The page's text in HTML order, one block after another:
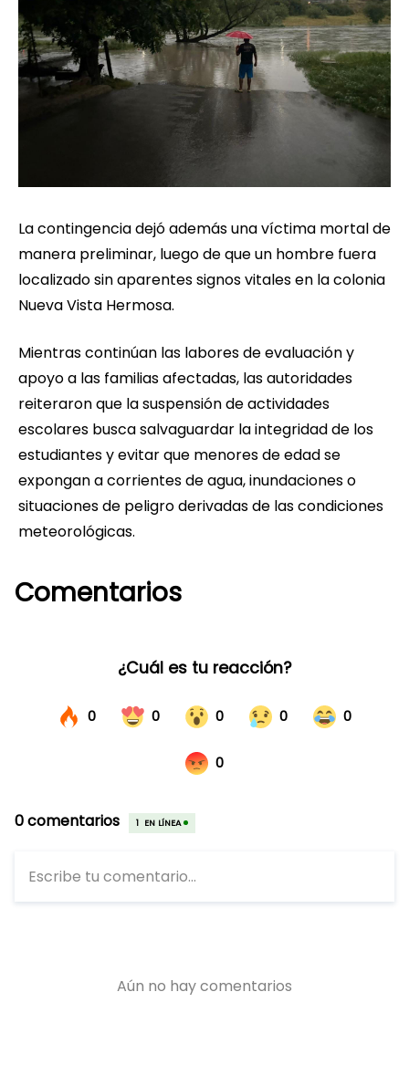
La contingencia dejó además una víctima mortal de
manera preliminar, luego de que un hombre fuera
localizado sin aparentes signos vitales en la colonia
Nueva Vista Hermosa.
Mientras continúan las labores de evaluación y
apoyo a las familias afectadas, las autoridades
reiteraron que la suspensión de actividades
escolares busca salvaguardar la integridad de los
estudiantes y evitar que menores de edad se
expongan a corrientes de agua, inundaciones o
situaciones de peligro derivadas de las condiciones
meteorológicas.
Comentarios